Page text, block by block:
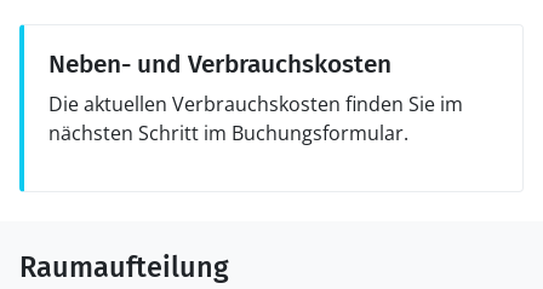
Neben- und Verbrauchskosten
Die aktuellen Verbrauchskosten finden Sie im
nächsten Schritt im Buchungsformular.
Raumaufteilung